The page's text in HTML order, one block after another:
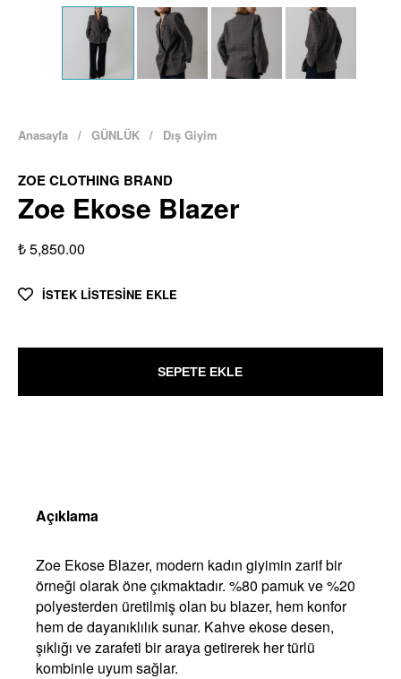
Anasayfa / GÜNLÜK / Dış Giyim
ZOE CLOTHING BRAND
Zoe Ekose Blazer
₺ 5,850.00
İSTEK LİSTESİNE EKLE
SEPETE EKLE
Açıklama
Zoe Ekose Blazer, modern kadın giyimin zarif bir
örneği olarak öne çıkmaktadır. %80 pamuk ve %20
polyesterden üretilmiş olan bu blazer, hem konfor
hem de dayanıklılık sunar. Kahve ekose desen,
şıklığı ve zarafeti bir araya getirerek her türlü
kombinle uyum sağlar.